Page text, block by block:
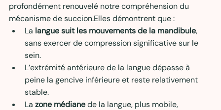
profondément renouvelé notre compréhension du
mécanisme de succion.Elles démontrent que :
La langue suit les mouvements de la mandibule,
sans exercer de compression significative sur le
sein.
L’extrémité antérieure de la langue dépasse à
peine la gencive inférieure et reste relativement
stable.
La zone médiane de la langue, plus mobile,